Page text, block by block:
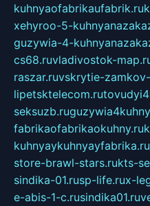
kuhnyaofabrikaufabrik.ru
xehyroo-5-
guzywia-4-
cs68.ruvladivostok-
raszar.ruvskrytie-
lipetsktelecom.ru
seksuzb.ru
fabrikaofabrikaokuhny.ru
kuhnyaykuhnyayfabrika.ru
store-brawl-stars.rukts-
sindika-01.rusp-life.rux-
e-abis-1-c.rusindika01.ru